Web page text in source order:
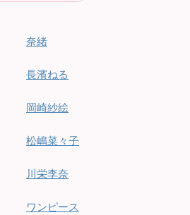
奈緒
長濱ねる
岡崎紗絵
松嶋菜々子
川栄李奈
ワンピース